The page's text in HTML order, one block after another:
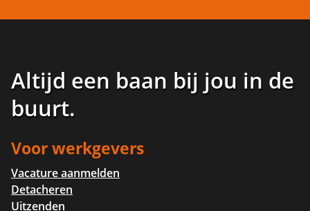
Altijd een baan bij jou in de
buurt.
Voor werkgevers
Vacature aanmelden
Detacheren
Uitzenden